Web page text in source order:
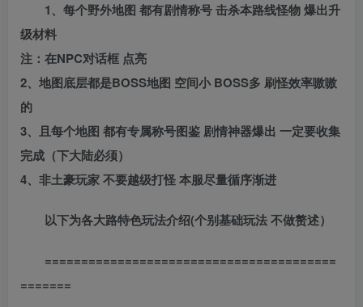
1、每个野外地图 都有剧情称号 击杀本路线怪物 爆出升
级材料
注：在NPC对话框 点亮
2、地图底层都是BOSS地图 空间小 BOSS多 刷怪效率嗷嗷
的
3、且每个地图 都有专属称号图鉴 剧情神器爆出 一定要收集
完成（下大陆必须）
4、非土豪玩家 不要越级打怪 本服尽量循序渐进
以下为各大路特色玩法介绍(个别基础玩法 不做赘述）
========================================
=======